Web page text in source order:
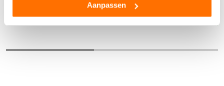
Aanpassen
voir le produit voir le produit